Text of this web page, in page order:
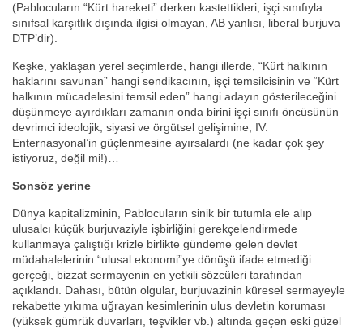
(Pablocuların “Kürt hareketi” derken kastettikleri, işçi sınıfıyla
sınıfsal karşıtlık dışında ilgisi olmayan, AB yanlısı, liberal burjuva
DTP’dir).
Keşke, yaklaşan yerel seçimlerde, hangi illerde, “Kürt halkının
haklarını savunan” hangi sendikacının, işçi temsilcisinin ve “Kürt
halkının mücadelesini temsil eden” hangi adayın gösterileceğini
düşünmeye ayırdıkları zamanın onda birini işçi sınıfı öncüsünün
devrimci ideolojik, siyasi ve örgütsel gelişimine; IV.
Enternasyonal’in güçlenmesine ayırsalardı (ne kadar çok şey
istiyoruz, değil mi!)…
Sonsöz yerine
Dünya kapitalizminin, Pablocuların sinik bir tutumla ele alıp
ulusalcı küçük burjuvaziyle işbirliğini gerekçelendirmede
kullanmaya çalıştığı krizle birlikte gündeme gelen devlet
müdahalelerinin “ulusal ekonomi”ye dönüşü ifade etmediği
gerçeği, bizzat sermayenin en yetkili sözcüleri tarafından
açıklandı. Dahası, bütün olgular, burjuvazinin küresel sermayeyle
rekabette yıkıma uğrayan kesimlerinin ulus devletin koruması
(yüksek gümrük duvarları, teşvikler vb.) altında geçen eski güzel